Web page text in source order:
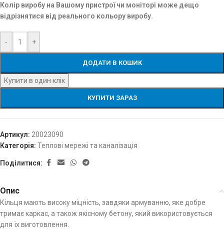
Колір виробу на Вашому пристрої чи моніторі може дещо
відрізнятися від реального кольору виробу.
- +
ДОДАТИ В КОШИК
Купити в один клік
КУПИТИ ЗАРАЗ
Артикул: 20023090
Категорія: Теплові мережі та каналізація
Поділитися:
Опис
Кільця мають високу міцність, завдяки армуванню, яке добре
тримає каркас, а також якісному бетону, який використовується
для їх виготовлення.